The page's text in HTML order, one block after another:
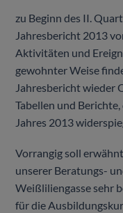
zu Beginn des II.
Jahresbericht 2013
Aktivitäten und
gewohnter Weise
Jahresbericht wieder
Tabellen und
Jahres 2013
Vorrangig soll
unserer Beratungs-
Weißliliengasse sehr
für die